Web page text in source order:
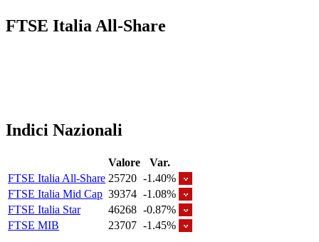
FTSE Italia All-Share
Indici Nazionali
Valore
Var.
FTSE Italia All-Share 25720 -1.40%
FTSE Italia Mid Cap 39374 -1.08%
FTSE Italia Star
46268 -0.87%
FTSE MIB
23707 -1.45%